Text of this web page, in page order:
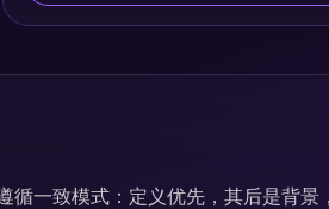
t
t
1
致模式：定义优先，其后是背景